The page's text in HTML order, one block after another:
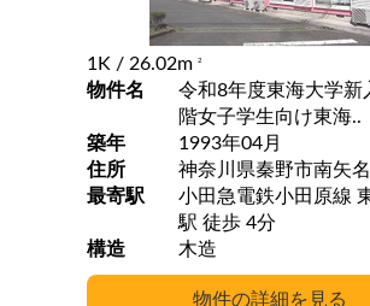
1K / 26.02m 2
物件名
令和8年度東海大学新
階女子学生向け東海..
築年
1993年04月
住所
神奈川県秦野市南矢名
最寄駅
小田急電鉄小田原線
駅 徒歩 4分
構造
木造